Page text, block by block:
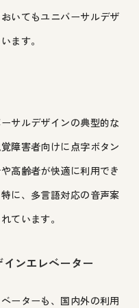
いてもユニバーサルデザ
ます。
サルデザインの典型的な
障害者向けに点字ボタン
高齢者が快適に利用でき
に、多言語対応の音声案
ています。
ンエレベーター
ーターも、国内外の利用